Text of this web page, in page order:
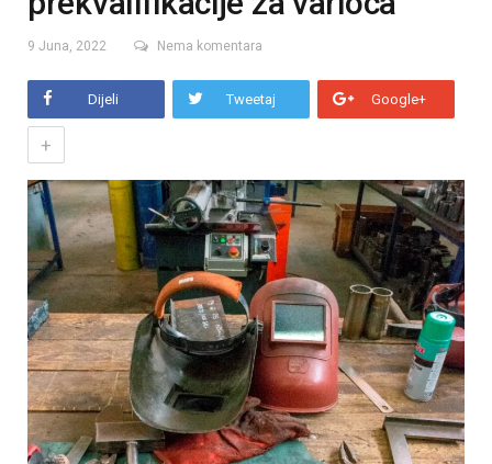
9 Juna, 2022 Nema komentara
Dijeli Tweetaj Google+
+